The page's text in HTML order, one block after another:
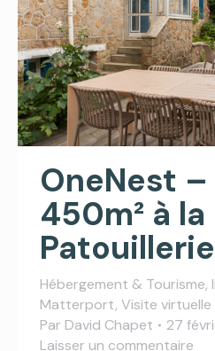
OneNest
450m² à la
Patouillerie
Hébergement & Tourisme,
Matterport, Visite virtuelle
Par David Chapet
27
Laisser un commentaire